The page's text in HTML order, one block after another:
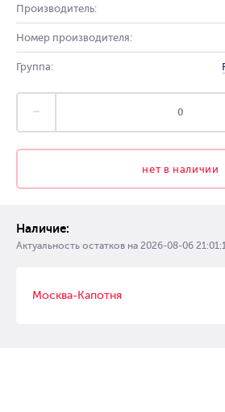
Производитель:
Номер производителя:
Группа:
нет в наличии
Наличие:
Актуальность остатков на 2026-08-06
Москва-Капотня